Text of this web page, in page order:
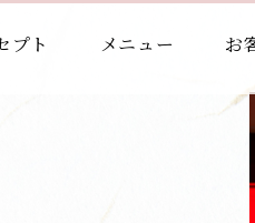
プト メニュー お